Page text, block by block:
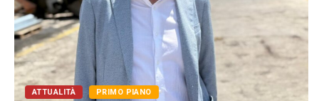
ATTUALITÀ PRIMO PIANO